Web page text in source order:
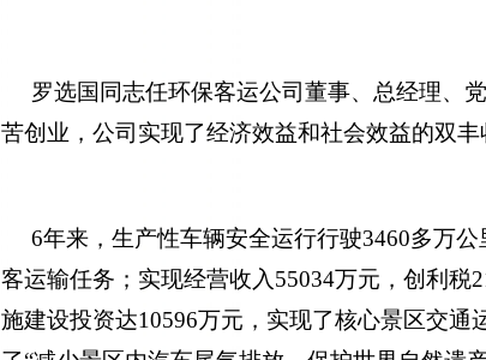
罗选国同志任环保客运公司董事、总经理、
苦创业，公司实现了经济效益和社会效益的双丰
6年来，生产性车辆安全运行行驶3460多万公
客运输任务；实现经营收入55034万元，创利税
施建设投资达10596万元，实现了核心景区交通